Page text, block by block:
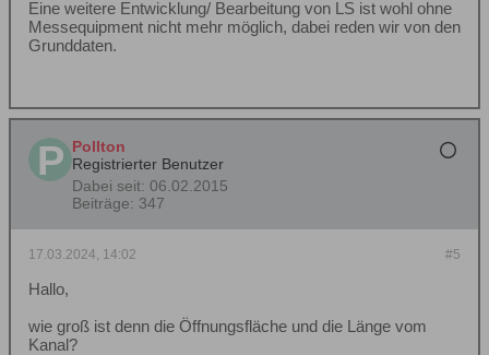
Eine weitere Entwicklung/ Bearbeitung von LS ist wohl ohne
Messequipment nicht mehr möglich, dabei reden wir von den
Grunddaten.
Pollton
Registrierter Benutzer
Dabei seit: 06.02.2015
Beiträge: 347
#5
17.03.2024, 14:02
Hallo,
wie groß ist denn die Öffnungsfläche und die Länge vom
Kanal?